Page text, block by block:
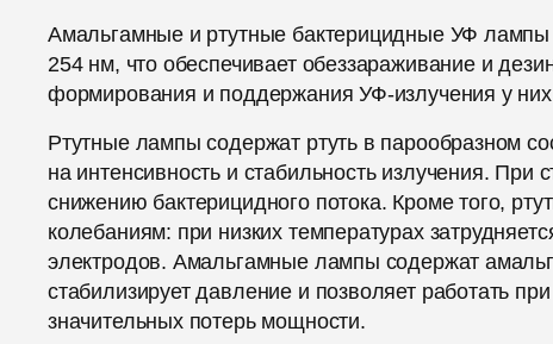
Амальгамные и ртутные бактерицидные УФ
254 нм, что обеспечивает обеззараживание и
формирования и поддержания УФ-излучения у них
Ртутные лампы содержат ртуть в парообразном
на интенсивность и стабильность излучения.
снижению бактерицидного потока. Кроме того,
колебаниям: при низких температурах
электродов. Амальгамные лампы содержат
стабилизирует давление и позволяет работать
значительных потерь мощности.